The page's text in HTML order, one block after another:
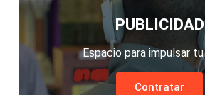
PUBLICIDAD
Espacio para impulsar
Contratar